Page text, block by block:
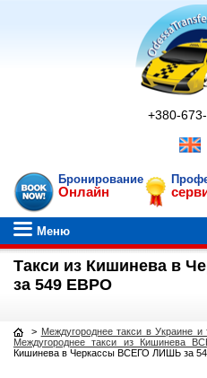
+380-
Бронирование
Онлайн
Меню
Такси из Кишинева в
за 549 ЕВРО
> Междугороднее такси в Украине
Междугороднее такси из Кишинева
Кишинева в Черкассы ВСЕГО ЛИШЬ за